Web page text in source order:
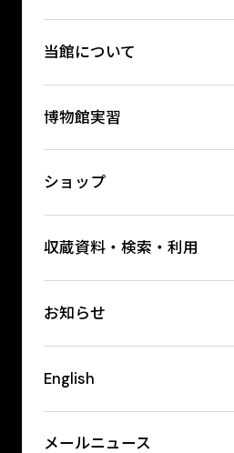
当館について
博物館実習
ショップ
収蔵資料・検索・利用
お知らせ
English
メールニュース